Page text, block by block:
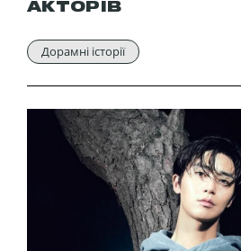
АКТОРІВ
Дорамні історії